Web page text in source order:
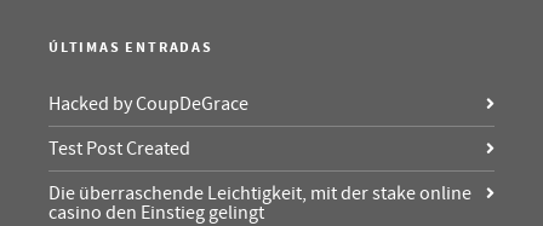
ÚLTIMAS ENTRADAS
Hacked by CoupDeGrace
Test Post Created
Die überraschende Leichtigkeit, mit der stake online
casino den Einstieg gelingt